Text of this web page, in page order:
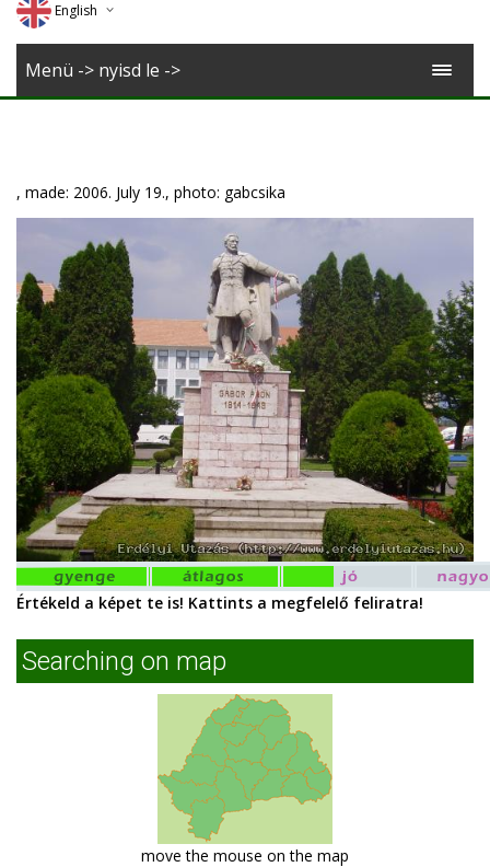
English
Deutsch
Menü -> nyisd le ->
, made: 2006. July 19., photo: gabcsika
Értékeld a képet te is! Kattints a megfelelő feliratra!
Searching on map
move the mouse on the map